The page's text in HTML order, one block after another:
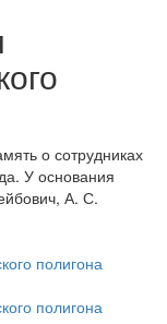
о сотрудниках
У основания
А. С.